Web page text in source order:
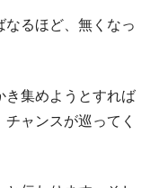
なるほど、無くなっ
き集めようとすれば
ャンスが巡ってく